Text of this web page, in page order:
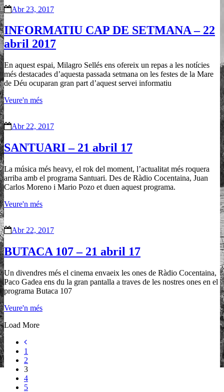
Abr 23, 2017
INFORMATIU CAP DE SETMANA – 22
abril 2017
En aquest espai, Milagro Sellés ens ofereix un repas a les notícies
més destacades d’aquesta passada setmana on les festes de la Mare
de Déu ocuparan gran part d’aquest servei informatiu
Veure'n més
Abr 22, 2017
SANTUARI – 21 abril 17
La música més heavy, el rok del moment, l’actualitat més roquera
arriba amb el programa Santuari. Des de Ràdio Cocentaina, Juan
Carlos Moreno i Mario Pozo et duen aquest programa.
Veure'n més
Abr 22, 2017
BUTACA 107 – 21 abril 17
Un divendres més el cinema envaeix les ones de Ràdio Cocentaina,
Paco Gadea ens du la gran pantalla a traves de les nostres ones en el
programa Butaca 107
Veure'n més
Load More
1
2
3
4
5